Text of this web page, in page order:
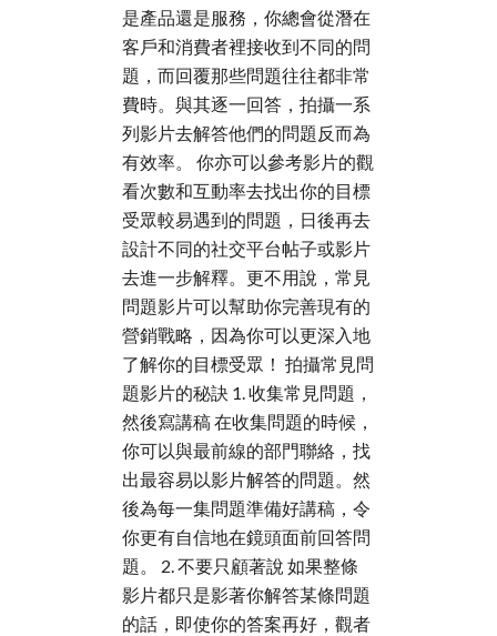
是產品還是服務，你總會從潛在
客戶和消費者裡接收到不同的問
題，而回覆那些問題往往都非常
費時。與其逐一回答，拍攝一系
列影片去解答他們的問題反而為
有效率。 你亦可以參考影片的觀
看次數和互動率去找出你的目標
受眾較易遇到的問題，日後再去
設計不同的社交平台帖子或影片
去進一步解釋。更不用說，常見
問題影片可以幫助你完善現有的
營銷戰略，因為你可以更深入地
了解你的目標受眾！ 拍攝常見問
題影片的秘訣 1. 收集常見問題，
然後寫講稿 在收集問題的時候，
你可以與最前線的部門聯絡，找
出最容易以影片解答的問題。然
後為每一集問題準備好講稿，令
你更有自信地在鏡頭面前回答問
題。 2. 不要只顧著說 如果整條
影片都只是影著你解答某條問題
的話，即使你的答案再好，觀者